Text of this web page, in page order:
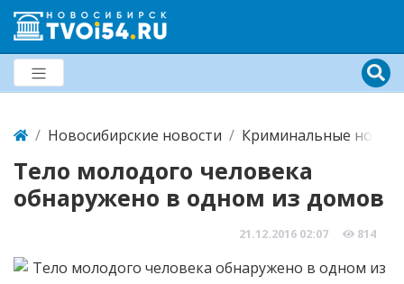
Новосибирские новости Криминальные
Тело молодого человека
обнаружено в одном из домов
21.12.2016 02:07 814